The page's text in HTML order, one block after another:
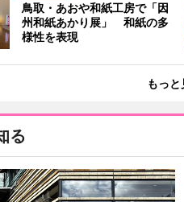
鳥取・あおや和紙工房で「因
州和紙あかり展」 和紙の多
様性を表現
もっと
る